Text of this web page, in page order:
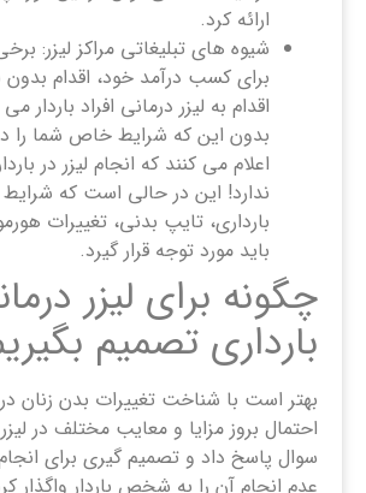
ارائه کرد.
شیوه های تبلیغاتی مراکز لیزر:
برای کسب درآمد خود، اقدام
اقدام به لیزر درمانی افراد باردار
بدون این که شرایط خاص شما را
اعلام می کنند که انجام لیزر در
ندارد! این در حالی است که
بارداری، تایپ بدنی، تغییرات
باید مورد توجه قرار گیرد.
چگونه برای لیزر
بارداری تصمیم
بهتر است با شناخت تغییرات بدن زنان
احتمال بروز مزایا و معایب مختلف در
سوال پاسخ داد و تصمیم گیری برای انجام
عدم انجام آن را به شخص باردار واگذار